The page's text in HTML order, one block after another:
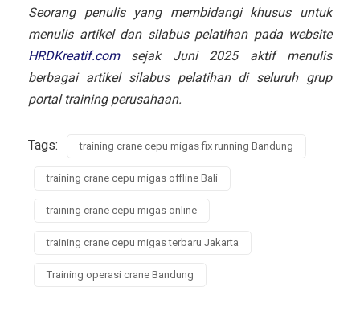
Seorang penulis yang membidangi khusus untuk
menulis artikel dan silabus pelatihan pada website
HRDKreatif.comsejak Juni 2025 aktif menulis
berbagai artikel silabus pelatihan di seluruh grup
portal training perusahaan.
Tags: training crane cepu migas fix running Bandung
training crane cepu migas offline Bali
training crane cepu migas online
training crane cepu migas terbaru Jakarta
Training operasi crane Bandung